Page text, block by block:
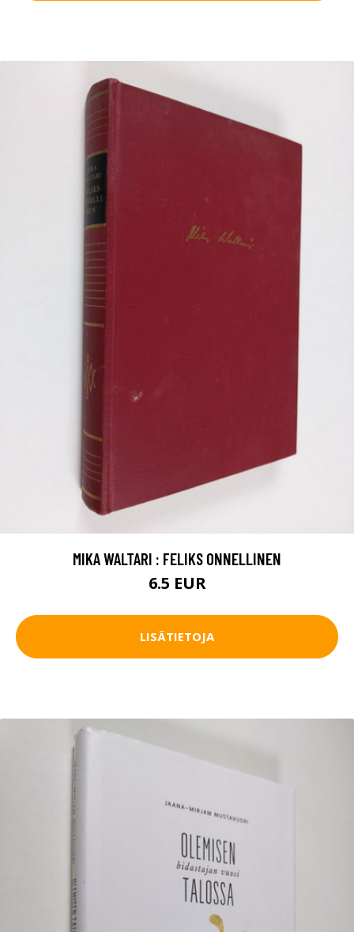
MIKA WALTARI : FELIKS ONNELLINEN
6.5 EUR
LISÄTIETOJA